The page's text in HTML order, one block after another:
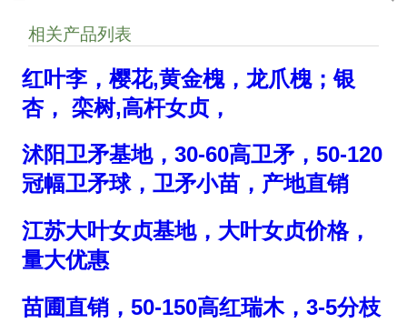
相关产品列表
红叶李，樱花,黄金槐，龙爪槐；银
杏， 栾树,高杆女贞，
沭阳卫矛基地，30-60高卫矛，50-120
冠幅卫矛球，卫矛小苗，产地直销
江苏大叶女贞基地，大叶女贞价格，
量大优惠
苗圃直销，50-150高红瑞木，3-5分枝